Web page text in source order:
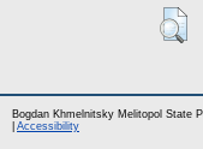
Bogdan Khmelnitsky Melitopol State
Accessibility